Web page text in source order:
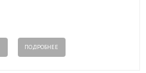
ПОДРОБНЕЕ